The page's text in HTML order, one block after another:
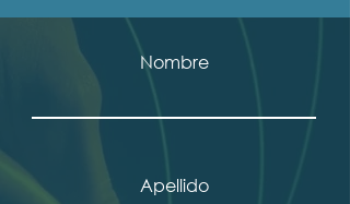
Nombre
Apellido